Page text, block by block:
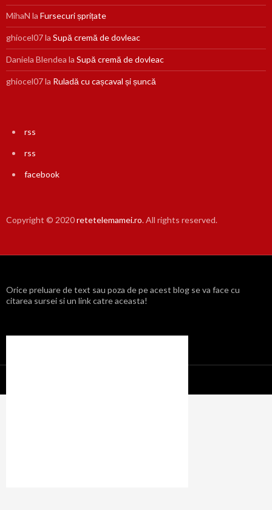
MihaN la Fursecuri șprițate
ghiocel07la Supă cremă de dovleac
Daniela Blendea la Supă cremă de dovleac
ghiocel07la Ruladă cu cașcaval și șuncă
rss
rss
facebook
Copyright © 2020retetelemamei.ro. All rights reserved.
Orice preluare de text sau poza de pe acest blog se va face cu
citarea sursei si un link catre aceasta!